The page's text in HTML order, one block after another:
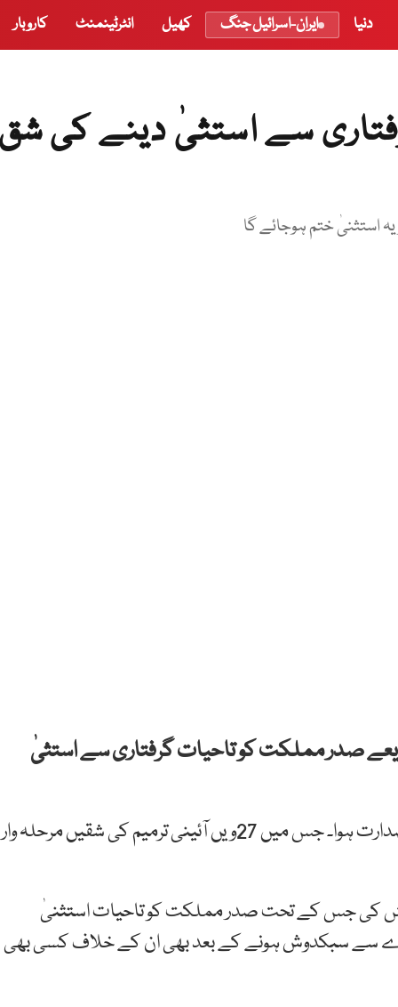
دنیا ایران-اسرائیل جنگ کھیل انٹرٹینمنٹ کاروبار
سے استثیٰ دینے کی
استثنیٰ ختم ہوجائے گا
ترمیم کے ذریعے صدر مملکت کو تاحیات گرفتاری سے استثیٰ
سینیٹ کا اجلاس چیئرمین یوسف رضا گیلانی کی زیرصدارت ہوا۔ جس میں 27ویں آئینی ترمیم کی شقیں مرحلہ وار
نے آرٹیکل 248 میں وہ ترمیم پیش کی جس کے تحت صدر مملکت کو تاحیات استثنیٰ
سے سبکدوش ہونے کے بعد بھی ان کے خلاف کسی بھی